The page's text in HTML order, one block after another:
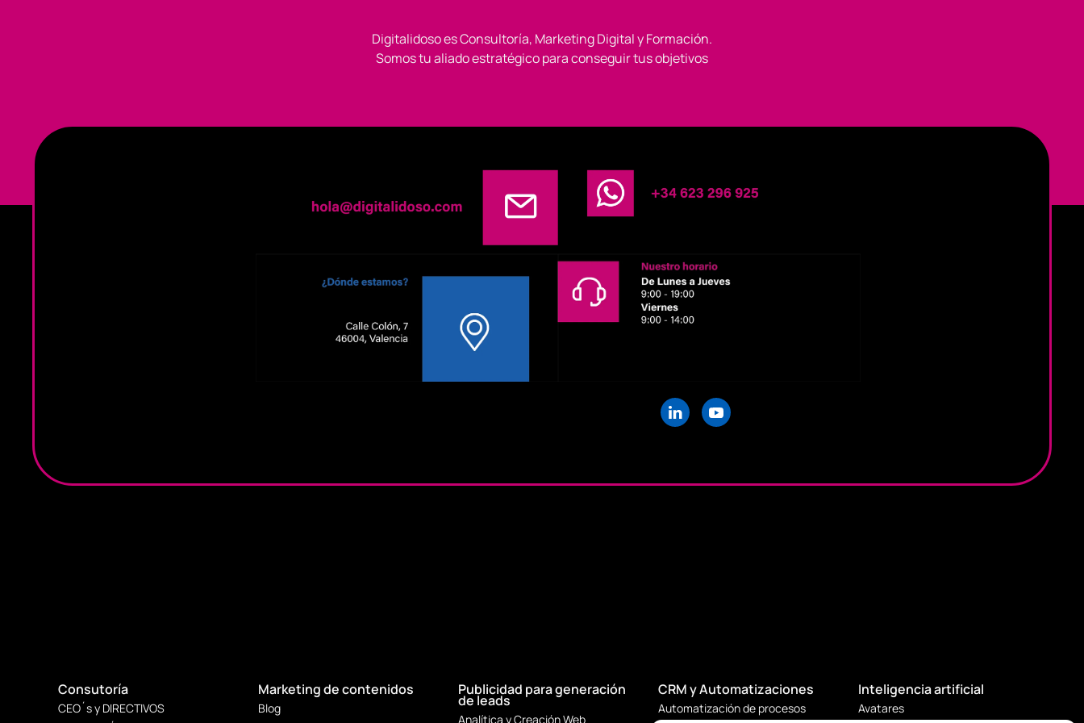
Digitalidoso es Consultoría, Marketing Digital y Formación.
Somos tu aliado estratégico para conseguir tus objetivos
Consutoría
CEO´s y DIRECTIVOS
Marketing de contenidos
Blog
Publicidad para generación
de leads
Analítica y Creación Web
CRM y Automatizaciones
Automatización de procesos
Inteligencia artificial
Avatares